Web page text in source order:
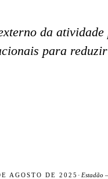
da
para
AGOSTO DE 2025 · Estadão